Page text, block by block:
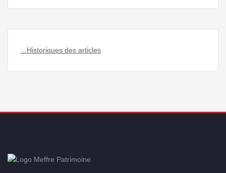
...Historiques des articles